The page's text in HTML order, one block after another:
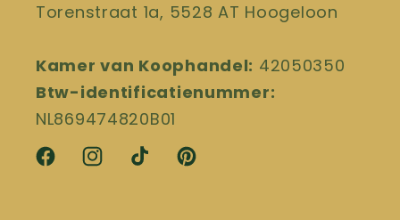
Torenstraat 1a, 5528 AT Hoogeloon
Kamer van Koophandel: 42050350
Btw-identificatienummer:
NL869474820B01
FacebookInstagram
TikTok Pinterest